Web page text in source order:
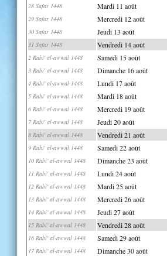
28 Safar 1448 Mardi 11 août
29 Safar 1448 Mercredi 12 août
30 Safar 1448 Jeudi 13 août
31 Safar 1448 Vendredi 14 août
2 Rabi' al-awwal 1448 Samedi 15 août
3 Rabi' al-awwal 1448 Dimanche 16 août
4 Rabi' al-awwal 1448 Lundi 17 août
5 Rabi' al-awwal 1448 Mardi 18 août
6 Rabi' al-awwal 1448 Mercredi 19 août
7 Rabi' al-awwal 1448 Jeudi 20 août
8 Rabi' al-awwal 1448 Vendredi 21 août
9 Rabi' al-awwal 1448 Samedi 22 août
10 Rabi' al-awwal 1448 Dimanche 23 août
11 Rabi' al-awwal 1448 Lundi 24 août
12 Rabi' al-awwal 1448 Mardi 25 août
13 Rabi' al-awwal 1448 Mercredi 26 août
14 Rabi' al-awwal 1448 Jeudi 27 août
15 Rabi' al-awwal 1448 Vendredi 28 août
16 Rabi' al-awwal 1448 Samedi 29 août
17 Rabi' al-awwal 1448 Dimanche 30 août